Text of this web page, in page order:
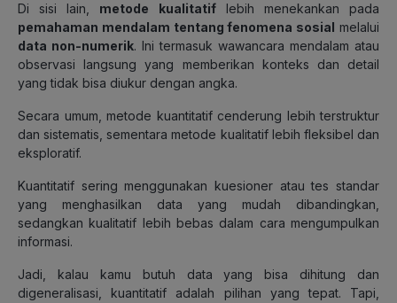
Di sisi lain, metode kualitatif
lebih menekankan pada
pemahaman mendalam tentang fenomena sosial melalui
data non-numerik. Ini termasuk wawancara mendalam atau
observasi langsung yang memberikan konteks dan detail
yang tidak bisa diukur dengan angka.
Secara umum, metode kuantitatif cenderung lebih terstruktur
dan sistematis, sementara metode kualitatif lebih fleksibel dan
eksploratif.
Kuantitatif sering menggunakan kuesioner atau tes standar
yang menghasilkan data yang mudah dibandingkan,
sedangkan kualitatif lebih bebas dalam cara mengumpulkan
informasi.
Jadi, kalau kamu butuh data yang bisa dihitung dan
digeneralisasi, kuantitatif adalah pilihan yang tepat. Tapi,